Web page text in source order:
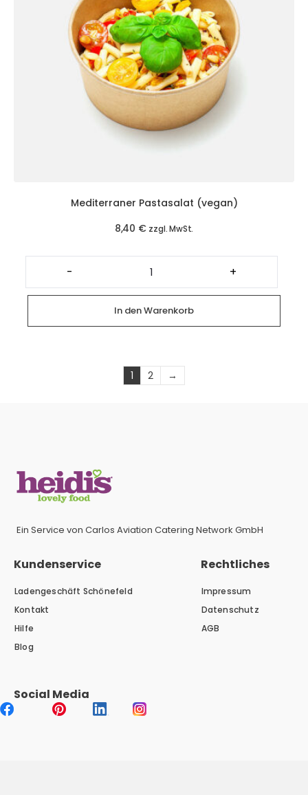
Mediterraner Pastasalat (vegan)
8,40 € zzgl. MwSt.
-
Mediterraner
Pastasalat
(vegan)
Menge
+
In den Warenkorb
1 2 →
Ein Service von Carlos Aviation Catering Network GmbH
Kundenservice
Ladengeschäft Schönefeld
Kontakt
Hilfe
Blog
Rechtliches
Impressum
Datenschutz
AGB
Social Media